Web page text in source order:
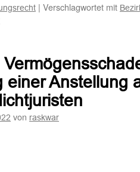
| Verschlagwortet mit
einer Anstellung
von raskwar